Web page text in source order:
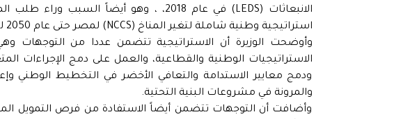
استراتيجية وطنية شاملة لتغير المناخ (NCCS) لمصر حتى عام 2050 للتصدي للأثار السلبية للتغيرات المناخية .
وأوضحت الوزيرة أن الاستراتيجية تتضمن عددا من التوجهات
الاستراتيجيات الوطنية والقطاعية، والعمل على دمج الإجراءات
ودمج معايير الاستدامة والتعافي الأخضر في التخطيط الوطني
والمرونة في مشروعات البنية التحتية.
وأضافت أن التوجهات تتضمن أيضاً الاستفادة من فرص التمويل